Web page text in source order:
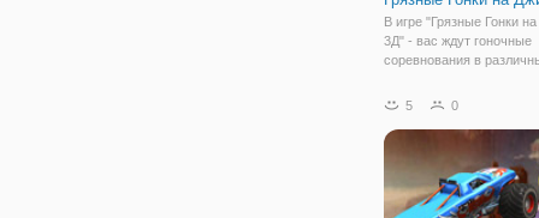
В игре "Грязные Гонки
3Д" - вас ждут гоночные
соревнования в
зеленое поле, пустыня и
реалистичной графикой!
игре 3 игровых
5 0